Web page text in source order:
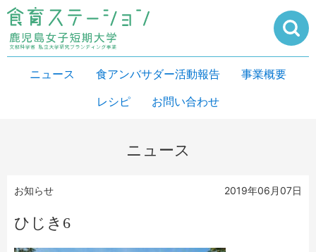
ニュース 食アンバサダー活動報告
事業概要
レシピ
お問い合わせ
ニュース
お知らせ 2019年06月07日
ひじき6